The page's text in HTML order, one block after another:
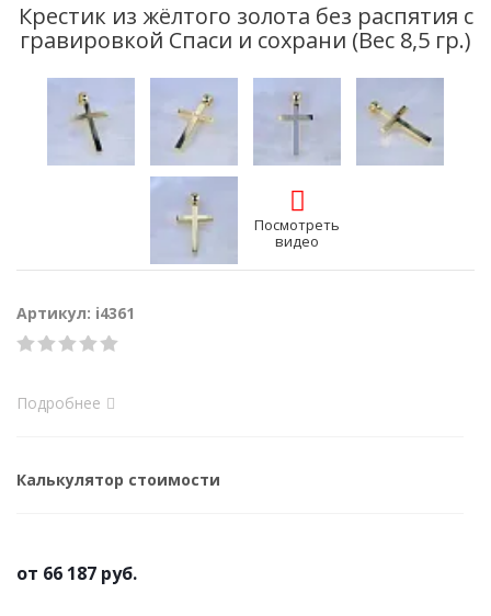
Крестик из жёлтого золота без распятия с
гравировкой Спаси и сохрани (Вес 8,5 гр.)
Посмотреть
видео
Артикул: i4361
Подробнее
Калькулятор стоимости
от 66 187 руб.